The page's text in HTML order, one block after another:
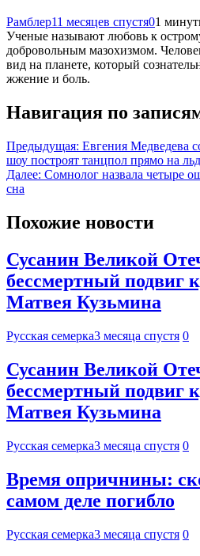
Рамблер11 месяцев спустя01
Ученые называют любовь к
добровольным мазохизмом.
вид на планете, который
жжение и боль.
Навигация по
Предыдущая: Евгения Медведева
шоу построят танцпол прямо на
Далее: Сомнолог назвала четыре
сна
Похожие новости
Сусанин Великой
бессмертный подвиг
Матвея Кузьмина
Русская семерка3 месяца спустя 0
Сусанин Великой
бессмертный подвиг
Матвея Кузьмина
Русская семерка3 месяца спустя 0
Время опричнины:
самом деле погибло
Русская семерка3 месяца спустя 0